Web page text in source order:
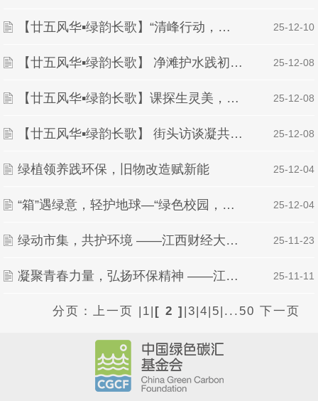
【廿五风华▪绿韵长歌】“清峰行动，拾美梅岭”环保活动顺利开展 | 25-12-10
【廿五风华▪绿韵长歌】 净滩护水践初心，绿色青春启新程 ——绿派社开展走河净滩实践活动 | 25-12-08
【廿五风华▪绿韵长歌】课探生灵美，心守万物和——“生灵绘万象，课堂启新章”环保课堂圆满结束 | 25-12-08
【廿五风华▪绿韵长歌】 街头访谈凝共识，江滩寻绿促发展 | 25-12-08
绿植领养践环保，旧物改造赋新能 | 25-12-04
“箱”遇绿意，轻护地球—“绿色校园，箱见未来”纸箱回收活动圆满结束 | 25-12-04
绿动市集，共护环境 ——江西财经大学绿派社“赴集拾趣▪绿意心间”乐盈广场环保市集活动圆满结束 | 25-11-23
凝聚青春力量，弘扬环保精神 ——江西财经大学绿派社开展2025年新生动员大会暨社团风采展示活动 | 25-11-11
分页： 上一页 | 1| [ 2 ] |3|4| 5| ...50 下一页